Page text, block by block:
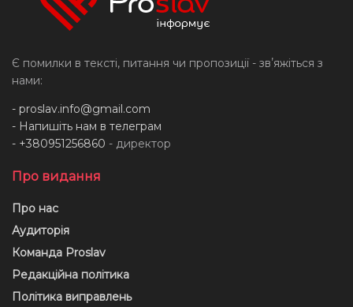
Є помилки в тексті, питання чи пропозиції - звʼяжіться з
нами:
- proslav.info@gmail.com
- Напишіть нам в телеграм
- +380951256860 - директор
Про видання
Про нас
Аудиторія
Команда Proslav
Редакційна політика
Політика виправлень